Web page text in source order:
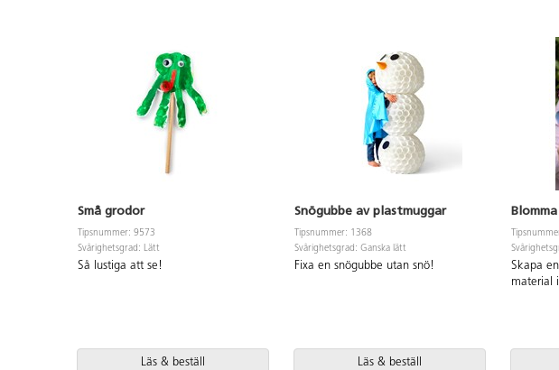
Små grodor
Tipsnummer: 9573
Svårighetsgrad: Lätt
Så lustiga att se!
Läs & beställ
Snögubbe av plastmuggar
Tipsnummer: 1368
Svårighetsgrad: Ganska lätt
Fixa en snögubbe utan snö!
Läs & beställ
Skapa
material